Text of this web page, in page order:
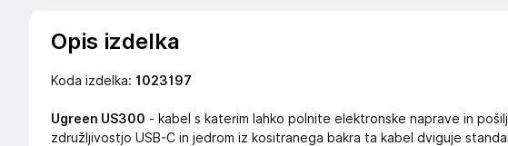
Opis izdelka
Koda izdelka: 1023197
Ugreen US300 - kabel s katerim lahko polnite elektronske naprave in
združljivostjo USB-C in jedrom iz kositranega bakra ta kabel dviguje